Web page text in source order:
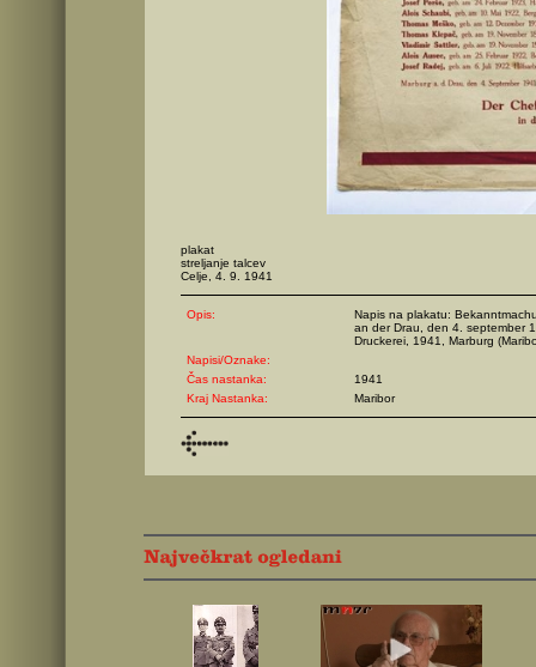
plakat
streljanje talcev
Celje, 4. 9. 1941
Opis:
Napis na plakatu:
an der Drau, den 4. september
Druckerei, 1941, Marburg
Napisi/Oznake:
Čas nastanka:
1941
Kraj Nastanka:
Maribor